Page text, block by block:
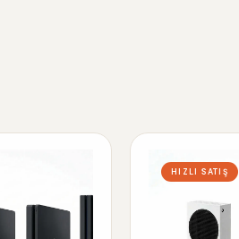
HIZLI SATIŞ